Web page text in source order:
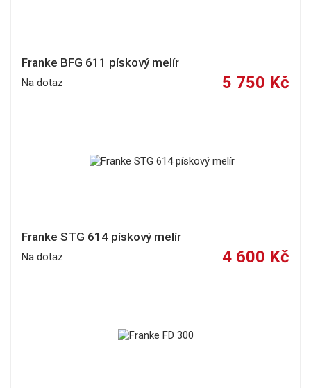
Franke BFG 611 pískový melír
Na dotaz 5 750 Kč
Franke STG 614 pískový melír
Na dotaz 4 600 Kč